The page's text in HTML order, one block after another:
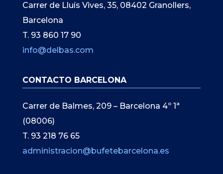
Carrer de Lluís Vives, 35, 08402 Granollers,
Barcelona
T. 93 860 17 90
info@delbas.com
CONTACTO BARCELONA
Carrer de Balmes, 209 – Barcelona 4º 1ª
(08006)
T. 93 218 76 65
administracion@bufetebarcelona.es